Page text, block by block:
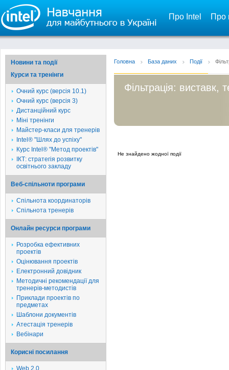
Про Intel Про
Новини та події
Курси та тренінги
Очний курс (версія 10.1)
Очний курс (версія 3)
Дистанційний курс
Міні тренінги
Майстер-класи для тренерів
Intel® "Шлях до успіху"
Курс Intel® "Метод проектів"
ІКТ: стратегія розвитку
освітнього закладу
Веб-спільноти програми
Спільнота координаторів
Спільнота тренерів
Онлайн ресурси програми
Розробка ефективних
проектів
Оцінювання проектів
Електронний довідник
Методичні рекомендації для
тренерів-методистів
Приклади проектів по
предметах
Шаблони документів
Атестація тренерів
Вебінари
Корисні посилання
Web 2.0
Головна База даних Події
Фільтрація: виставк,
Не знайдено жодної події